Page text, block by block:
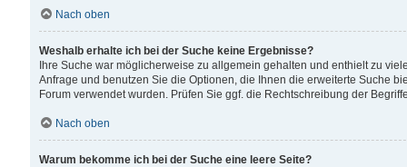
Nach oben
Weshalb erhalte ich bei der Suche keine Ergebnisse?
Ihre Suche war möglicherweise zu allgemein gehalten und enthielt zu
Anfrage und benutzen Sie die Optionen, die Ihnen die erweiterte Suche
Forum verwendet wurden. Prüfen Sie ggf. die Rechtschreibung der
Nach oben
Warum bekomme ich bei der Suche eine leere Seite?